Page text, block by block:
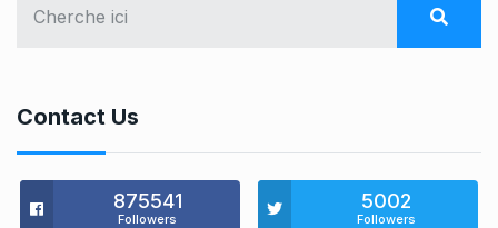
Contact Us
875541
Followers
5002
Followers